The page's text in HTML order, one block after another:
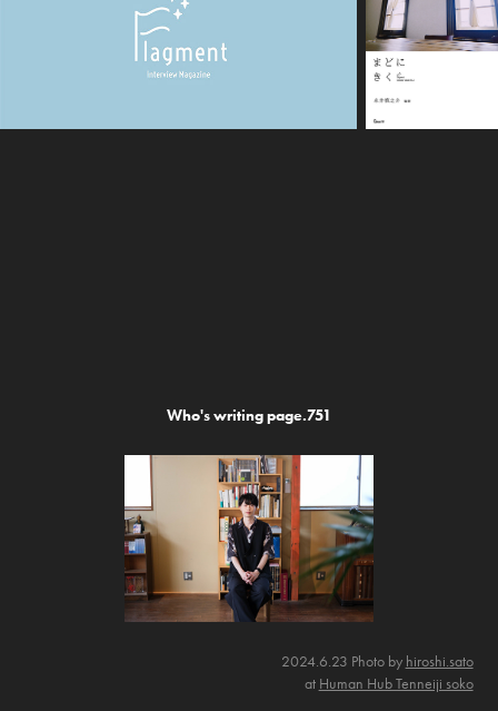
Who's writing page.751
2024.6.23 Photo by hiroshi.sato
at Human Hub Tenneiji soko